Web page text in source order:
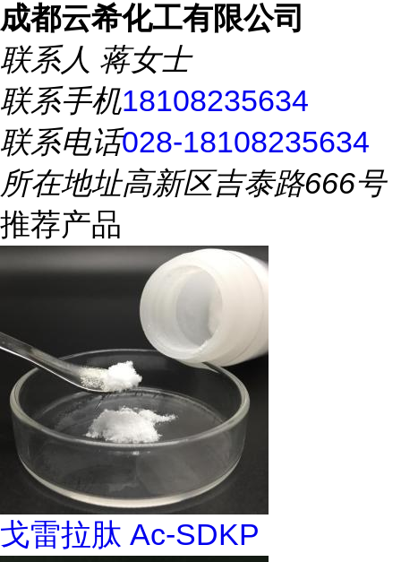
成都云希化工有限公司
联系人 蒋女士
联系手机18108235634
联系电话028-18108235634
所在地址高新区吉泰路666号
推荐产品
戈雷拉肽 Ac-SDKP